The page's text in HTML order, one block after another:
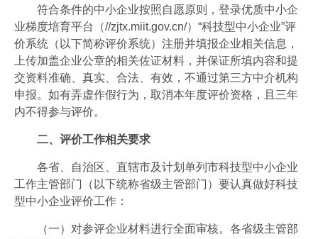
符合条件的中小企业按照自愿原则，登录优质中小企
业梯度培育平台（//zjtx.miit.gov.cn/）“科技型中小企业”评
价系统（以下简称评价系统）注册并填报企业相关信息，
上传加盖企业公章的相关佐证材料，并保证所填内容和提
交资料准确、真实、合法、有效，不通过第三方中介机构
申报。如有弄虚作假行为，取消本年度评价资格，且三年
内不得参与评价。
二、评价工作相关要求
各省、自治区、直辖市及计划单列市科技型中小企业
工作主管部门（以下统称省级主管部门）要认真做好科技
型中小企业评价工作：
（一）对参评企业材料进行全面审核。各省级主管部